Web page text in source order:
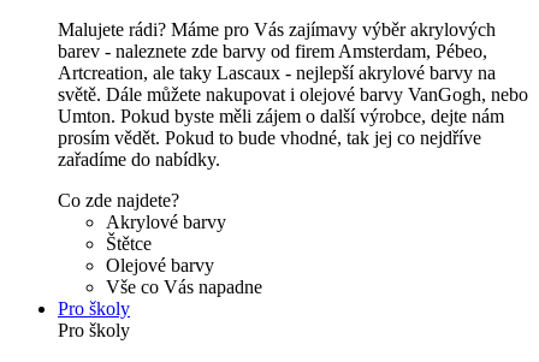
Malujete rádi? Máme pro Vás zajímavy výběr akrylových
barev - naleznete zde barvy od firem Amsterdam, Pébeo,
Artcreation, ale taky Lascaux - nejlepší akrylové barvy na
světě. Dále můžete nakupovat i olejové barvy VanGogh, nebo
Umton. Pokud byste měli zájem o další výrobce, dejte nám
prosím vědět. Pokud to bude vhodné, tak jej co nejdříve
zařadíme do nabídky.
Co zde najdete?
Akrylové barvy
Štětce
Olejové barvy
Vše co Vás napadne
Pro školy
Pro školy